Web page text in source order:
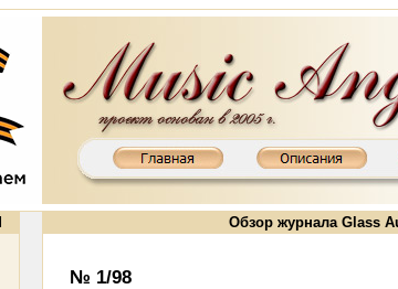
Обзор журнала Glass
№ 1/98